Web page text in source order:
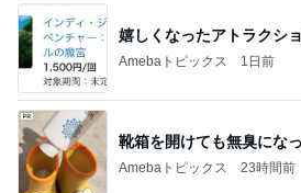
嬉しくなったアトラクシ
Amebaトピックス 1日前
靴箱を開けても無臭にな
Amebaトピックス 23時間前